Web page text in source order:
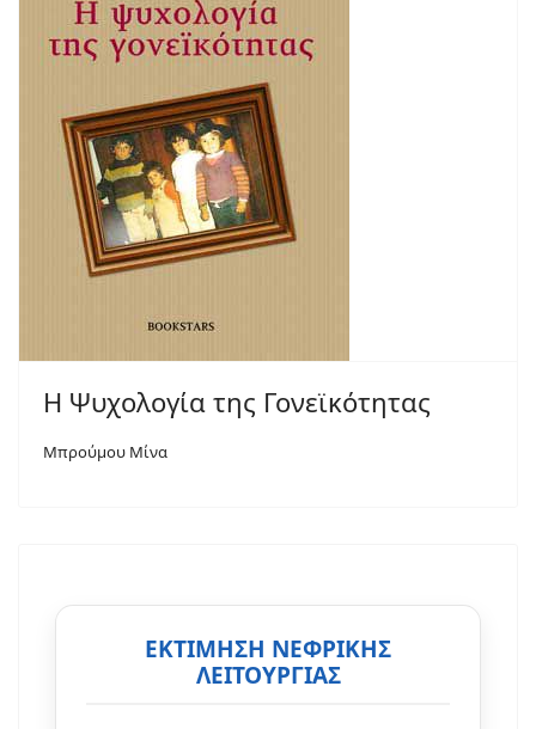
Η Ψυχολογία της Γονεϊκότητας
Μπρούμου Μίνα
ΕΚΤΙΜΗΣΗ ΝΕΦΡΙΚΗΣ
ΛΕΙΤΟΥΡΓΙΑΣ